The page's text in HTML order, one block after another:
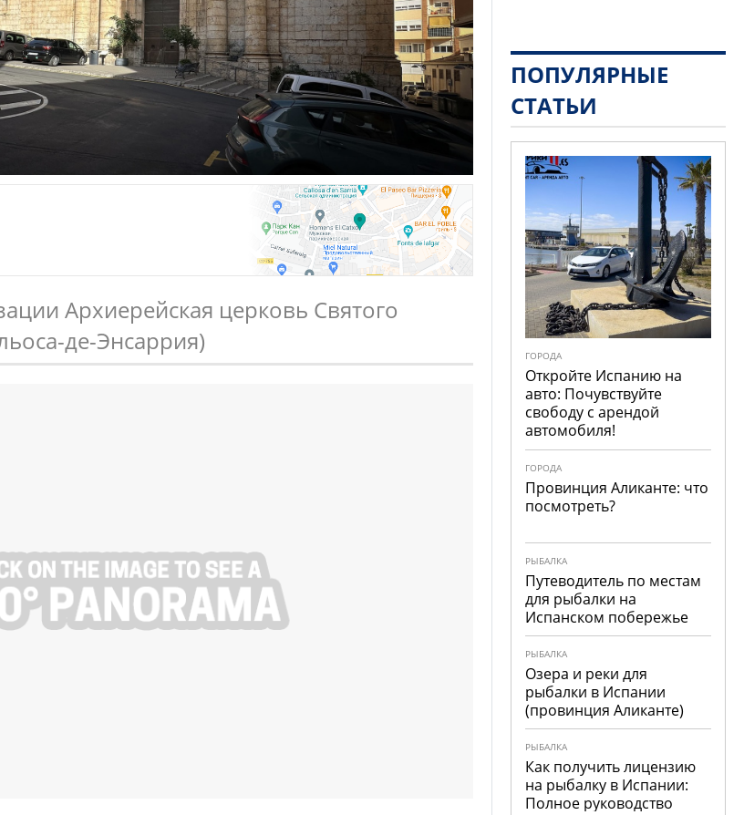
Архиерейская церковь Святого
де-Энсаррия)
ПОПУЛЯРНЫЕ
СТАТЬИ
ГОРОДА
Откройте Испанию на
авто: Почувствуйте
свободу с арендой
автомобиля!
ГОРОДА
Провинция Аликанте: что
посмотреть?
РЫБАЛКА
Путеводитель по местам
для рыбалки на
Испанском побережье
РЫБАЛКА
Озера и реки для
рыбалки в Испании
(провинция Аликанте)
РЫБАЛКА
Как получить лицензию
на рыбалку в Испании:
Полное руководство